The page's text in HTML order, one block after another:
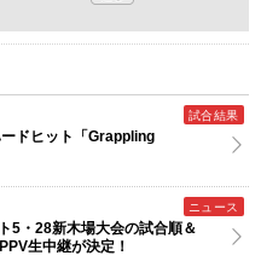
試合結果
ドヒット「Grappling
ニュース
5・28新木場大会の試合順＆
生中継が決定！